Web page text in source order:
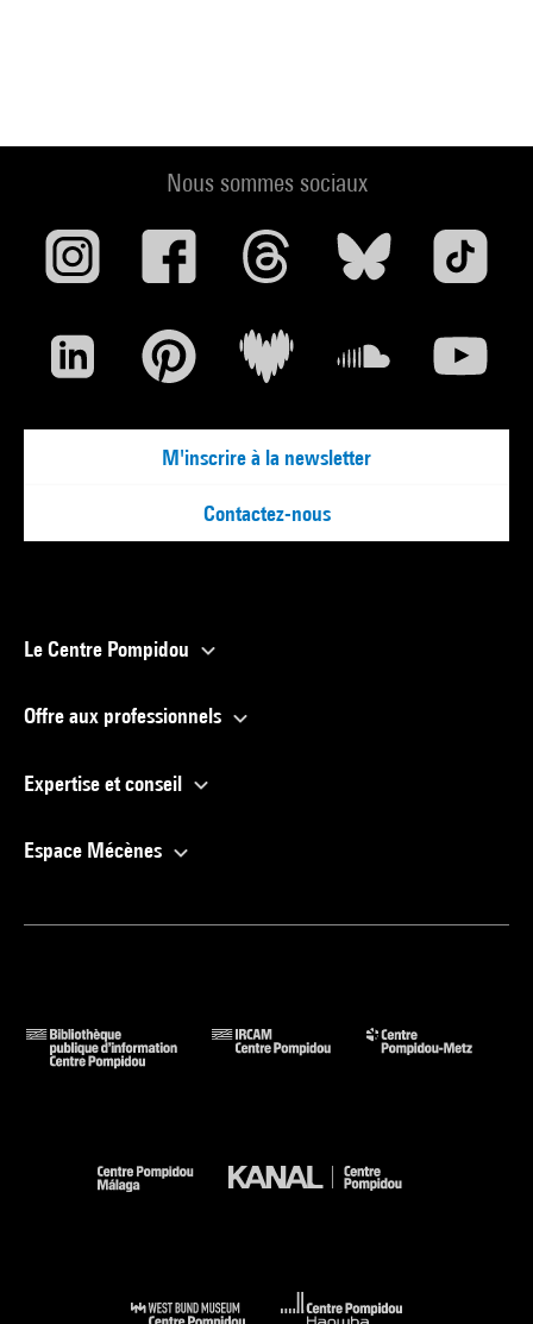
Nous sommes sociaux
M'inscrire à la newsletter
Contactez-nous
Le Centre Pompidou
Offre aux professionnels
Expertise et conseil
Espace Mécènes